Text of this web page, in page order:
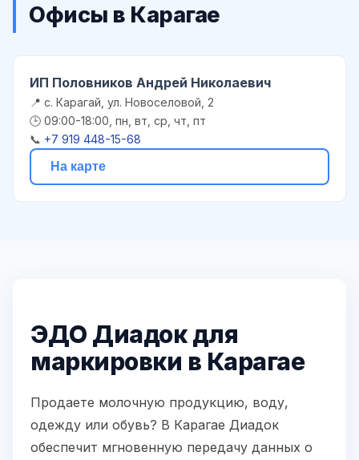
Офисы в Карагае
ИП Половников Андрей Николаевич
📍 с. Карагай, ул. Новоселовой, 2
🕒 09:00-18:00, пн, вт, ср, чт, пт
📞 +7 919 448-15-68
На карте
ЭДО Диадок для
маркировки в Карагае
Продаете молочную продукцию, воду,
одежду или обувь? В Карагае Диадок
обеспечит мгновенную передачу данных о